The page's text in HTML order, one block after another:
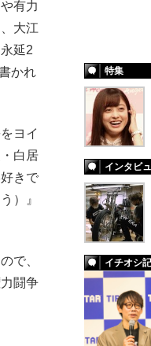
有力
大江
延2
かれ
ヨイ
白居
きで
）』
で、
闘争
特集
インタビ
イチオシ